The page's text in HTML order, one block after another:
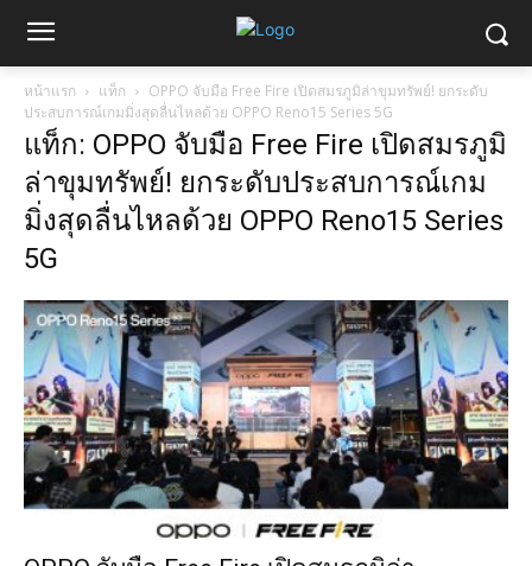
หน้าแรก แท็ก
OPPO จับมือ Free Fire เปิดสมรภูมิล่าขุมทรัพย์! ยกระดับ
ประสบการณ์เกมมิ่งสุดลื่นไหลด้วย OPPO Reno15 Series 5G
แท็ก: OPPO จับมือ Free Fire เปิดสมรภูมิ
ล่าขุมทรัพย์! ยกระดับประสบการณ์เกม
มิ่งสุดลื่นไหลด้วย OPPO Reno15 Series
5G